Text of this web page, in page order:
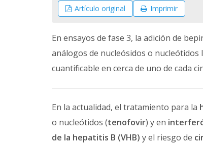
Artículo original Imprimir
En ensayos de fase 3, la adición de
análogos de nucleósidos o
cuantificable en cerca de uno de cada
En la actualidad, el tratamiento para la
o nucleótidos (tenofovir) y en
de la hepatitis B (VHB) y el riesgo de